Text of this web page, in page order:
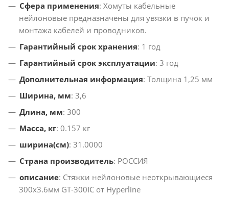
Сфера применения: Хомуты кабельные
нейлоновые предназначены для увязки в пучок и
монтажа кабелей и проводников.
Гарантийный срок хранения: 1 год
Гарантийный срок эксплуатации: 3 год
Дополнительная информация: Толщина 1,25 мм
Ширина, мм: 3,6
Длина, мм: 300
Масса, кг: 0.157 кг
ширина(см): 31.0000
Страна производитель: РОССИЯ
описание: Стяжки нейлоновые неоткрывающиеся
300x3.6мм GT-300IC от Hyperline